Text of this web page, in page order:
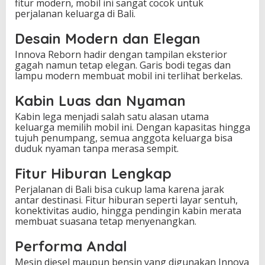
m
fitur modern, mobil ini sangat cocok untuk
perjalanan keluarga di Bali.
Desain Modern dan Elegan
Innova Reborn hadir dengan tampilan eksterior
gagah namun tetap elegan. Garis bodi tegas dan
lampu modern membuat mobil ini terlihat berkelas.
Kabin Luas dan Nyaman
Kabin lega menjadi salah satu alasan utama
keluarga memilih mobil ini. Dengan kapasitas hingga
tujuh penumpang, semua anggota keluarga bisa
duduk nyaman tanpa merasa sempit.
Fitur Hiburan Lengkap
Perjalanan di Bali bisa cukup lama karena jarak
antar destinasi. Fitur hiburan seperti layar sentuh,
konektivitas audio, hingga pendingin kabin merata
membuat suasana tetap menyenangkan.
Performa Andal
Mesin diesel maupun bensin yang digunakan Innova